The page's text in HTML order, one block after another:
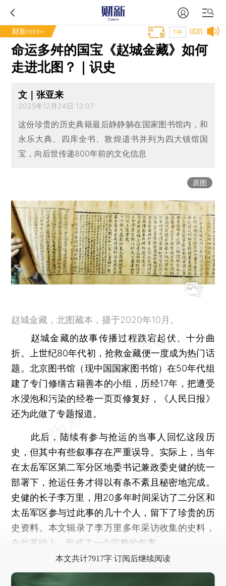
财新mini+ 试听
T中
命运多舛的国宝《赵城金藏》如何
走进北图？｜识史
文｜张亚来
2025年12月24日 13:07
这份珍贵的历史典籍最后静静躺在国家图书馆内，和
永乐大典、四库全书、敦煌遗书并列为四大镇馆国
宝，向后世传递800年前的文化信息
原图
赵城金藏，北图藏本，摄于2020年10月。
赵城金藏的故事传播过程跌宕起伏、十分曲
折。上世纪80年代初，抢救金藏便一度成为热门话
题。北京图书馆（现中国国家图书馆）在50年代组
建了专门修缮古籍善本的小组，历经17年，把遭受
水浸泡和污染的经卷一页页修复好，《人民日报》
还为此做了专题报道。
此后，陆续有参与抢运的当事人回忆这段历
史，但其中有些叙事存在严重误导。实际上，当年
在太岳军区第二军分区地委书记兼政委史健的统一
部署下，抢运任务才得以有条不紊且秘密地完成。
史健的长子李万里，用20多年时间采访了二分区和
太岳军区参与过此事的几十个人，留下了珍贵的历
史资料。本文辑录了李万里多年采访收集的史料，
在此基础上，形成了一个完整的叙事。
本文共计7917字 订阅后继续阅读